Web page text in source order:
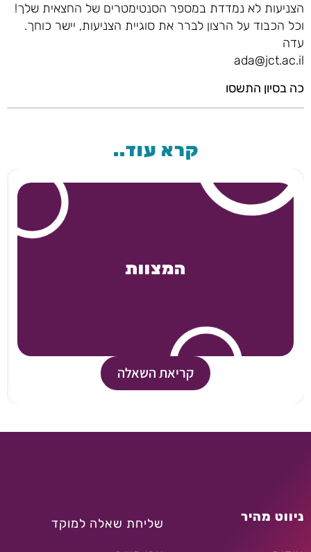
הצניעות לא נמדדת במספר הסנטימטרים של החצאית שלך!
וכל הכבוד על הרצון לברר את סוגיית הצניעות, יישר כוחך.
עדה
ada@jct.ac.il
כה בסיון התשסו
קרא עוד..
המצוות
קריאת השאלה
ניווט מהיר שליחת שאלה למוקד